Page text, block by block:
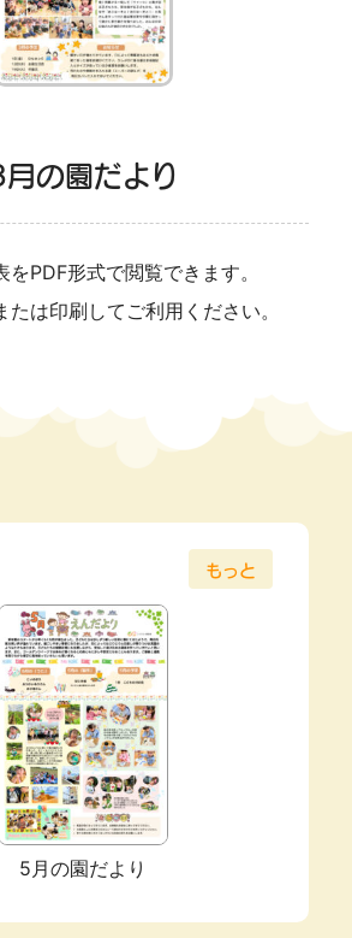
月の園だより
PDF形式で閲覧できます。
たは印刷してご利用ください。
もっと
5月の園だより